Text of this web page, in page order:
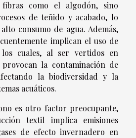
como el algodón, sino
de teñido y acabado, lo
consumo de agua. Además,
implican el uso de
los cuales, al ser vertidos en
la contaminación de
la biodiversidad y la
acuáticos.
es otro factor preocupante,
textil implica emisiones
de efecto invernadero en